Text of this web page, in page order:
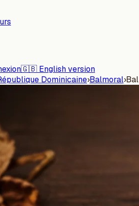
🇬🇧 English version
Dominicaine›Balmoral›